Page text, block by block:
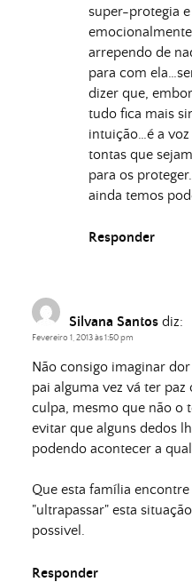
super-protegia e
arrependo de
para com
dizer que,
tudo fica mais
intuição…é a
tontas que
para os
ainda temos
Responder
Silvana Santos diz:
Fevereiro 1, 2013 às 1:50 pm
Não consigo imaginar
pai alguma vez vá ter
culpa, mesmo que não o
evitar que alguns dedos
podendo acontecer a
Que esta família
"ultrapassar" esta
possivel.
Responder